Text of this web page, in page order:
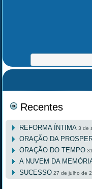
Recentes
REFORMA ÍNTIMA 3 de
ORAÇÃO DA
ORAÇÃO DO TEMPO
A NUVEM DA
SUCESSO 27 de julho de